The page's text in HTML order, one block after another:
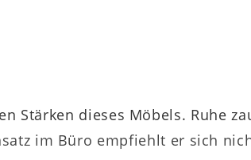
Stärken dieses Möbels. Ruhe
im Büro empfiehlt er sich